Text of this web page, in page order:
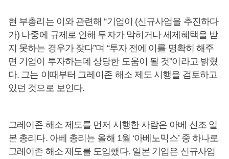
현 부총리는 이와 관련해 “기업이 (신규사업을 추진하다
가) 나중에 규제로 인해 투자가 막히거나 세제혜택을 받
지 못하는 경우가 잦다”며 “투자 전에 이를 명확히 해주
면 기업이 투자하는데 상당한 도움이 될 것”이라고 밝혔
다. 그는 이때부터 그레이존 해소 제도 시행을 검토하고
있던 것으로 보인다.
그레이존 해소 제도를 먼저 시행한 사람은 아베 신조 일
본 총리다. 아베 총리는 올해 1월 ‘아베노믹스’ 중 하나로
그레이존 해소 제도를 도입했다. 일본 기업은 신규사업